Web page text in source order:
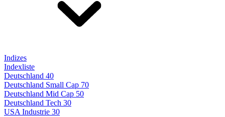
Indizes
Indexliste
Deutschland 40
Deutschland Small Cap 70
Deutschland Mid Cap 50
Deutschland Tech 30
USA Industrie 30